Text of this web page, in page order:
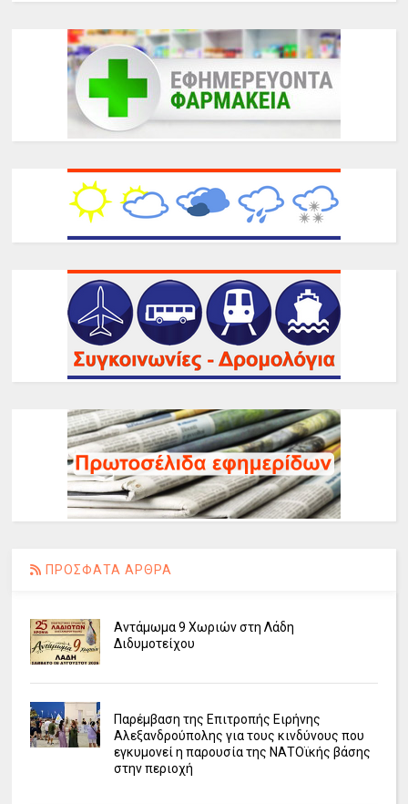
ΠΡΟΣΦΑΤΑ ΑΡΘΡΑ
Αντάμωμα 9 Χωριών στη Λάδη
Διδυμοτείχου
Παρέμβαση της Επιτροπής Ειρήνης
Αλεξανδρούπολης για τους κινδύνους που
εγκυμονεί η παρουσία της ΝΑΤΟϊκής βάσης
στην περιοχή